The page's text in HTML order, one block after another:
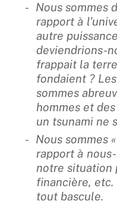
Nous sommes
rapport à
autre
deviendrions-
frappait la
fondaient ?
sommes
hommes et
un tsunami ne
Nous sommes
rapport à
notre situation
financière, etc.
tout bascule.